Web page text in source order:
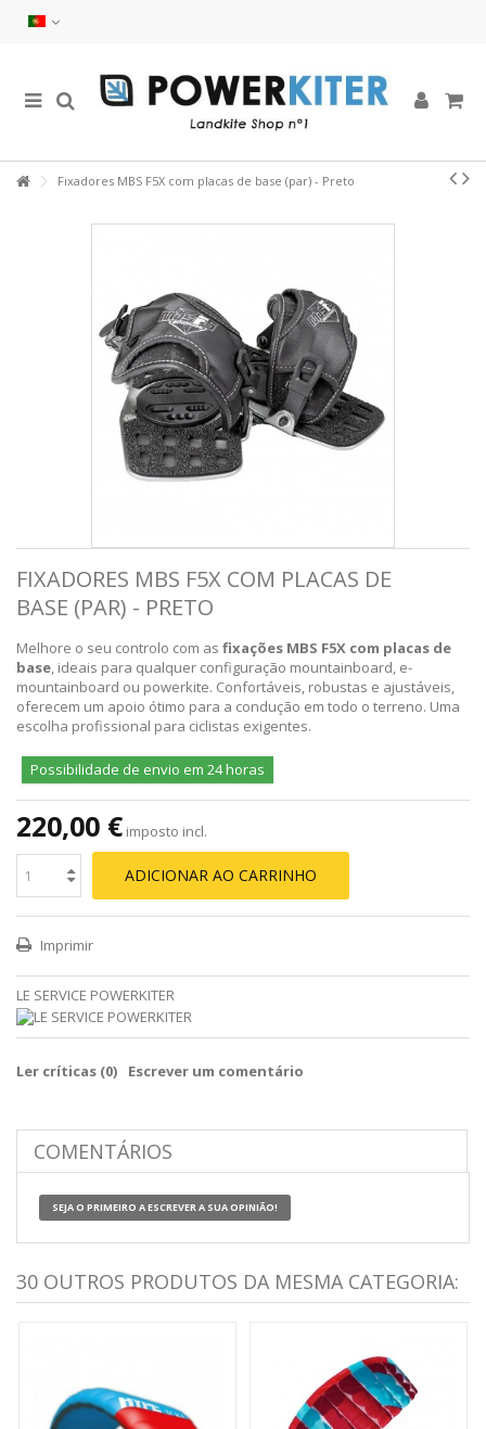
Fixadores MBS F5X com placas de base (par) - Preto
FIXADORES MBS F5X COM PLACAS DE
BASE (PAR) - PRETO
Melhore o seu controlo com as fixações MBS F5X com placas de
base, ideais para qualquer configuração mountainboard, e-
mountainboard ou powerkite. Confortáveis, robustas e ajustáveis,
oferecem um apoio ótimo para a condução em todo o terreno. Uma
escolha profissional para ciclistas exigentes.
Possibilidade de envio em 24 horas
220,00 € imposto incl.
ADICIONAR AO CARRINHO
Imprimir
LE SERVICE POWERKITER
Ler críticas (0) Escrever um comentário
COMENTÁRIOS
SEJA O PRIMEIRO A ESCREVER A SUA OPINIÃO!
30 OUTROS PRODUTOS DA MESMA CATEGORIA: